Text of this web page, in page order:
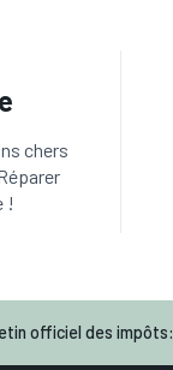
chers
!
officiel des impôts: